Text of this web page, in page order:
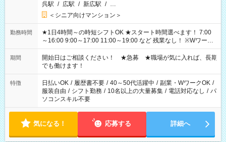
呉駅 / 広駅 / 新広駅 / …
＜シニア向けマンション＞
勤務時間
★1日4時間～の時短シフトOK ★スタート時間選べます！ 7:00
～16:00 9:00～17:00 11:00～19:00 など 残業なし！ ※Wワーク
の場合、他のお仕事と合わせ週40時間超の就業はご案内できま
せん ※法令に基づき、週20時間以上勤務は社会保険への加入対
象となります ※労働者派遣法（日雇い派遣の原則禁止）によ
り、短時間・短期間の就業はご案内が難しい場合があります
期間
開始日はご相談ください！ ★急募 ★職場が気に入れば、長期
でも働けます！
特徴 日払いOK / 履歴書不要 / 40～50代活躍中 / 副業・WワークOK /
服装自由 / シフト勤務 / 10名以上の大量募集 / 電話対応なし / パ
ソコンスキル不要
気になる！ 応募する 詳細へ